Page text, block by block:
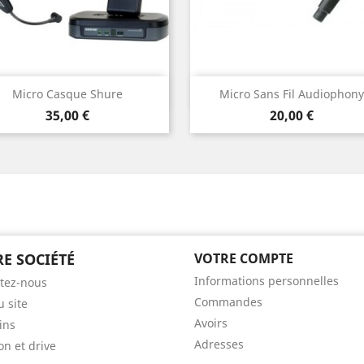
Micro Casque Shure
Prix
35,00 €
Aperçu rapide Micro Sans Fil Audiophony
Prix
20,00 €
Aperçu rapide
SOCIÉTÉ
nous
site
et drive
VOTRE COMPTE
Informations personnelles
Commandes
Avoirs
Adresses